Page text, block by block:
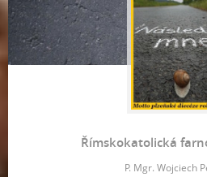
Římskokatolická
P. Mgr. Wojciech